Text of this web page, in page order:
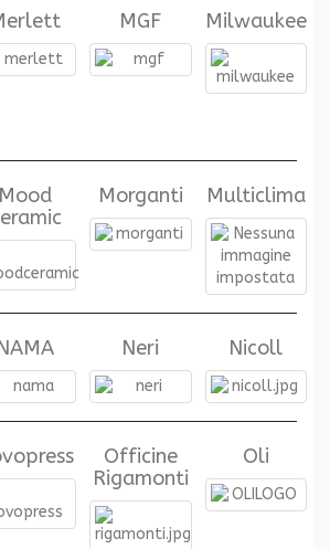
MGF Milwaukee
Mood
Morganti Multiclima
Neri Nicoll
Officine
Rigamonti
Oli